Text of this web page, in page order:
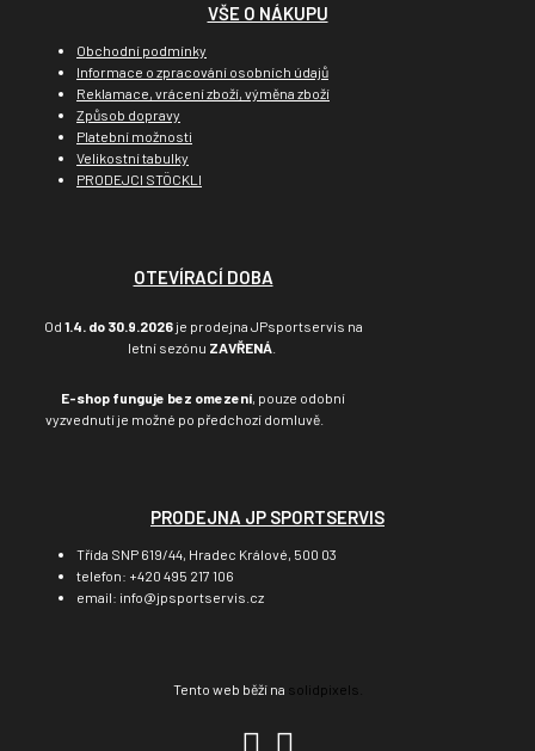
VŠE O NÁKUPU
Obchodní podmínky
Informace o zpracování osobních údajů
Reklamace, vrácení zboží, výměna zboží
Způsob dopravy
Platební možnosti
Velikostní tabulky
PRODEJCI STÖCKLI
OTEVÍRACÍ DOBA
Od 1.4. do 30.9.2026je prodejna JPsportservis na
letní sezónu ZAVŘENÁ
E-shop funguje bez omezení , pouze odobní
vyzvednutí je možné po předchozí domluvě.
PRODEJNA JP SPORTSERVIS
Třída SNP 619/44, Hradec Králové, 500 03
telefon: +420 495 217 106
email: info@jpsportservis.cz
Tento web běží na solidpixels.